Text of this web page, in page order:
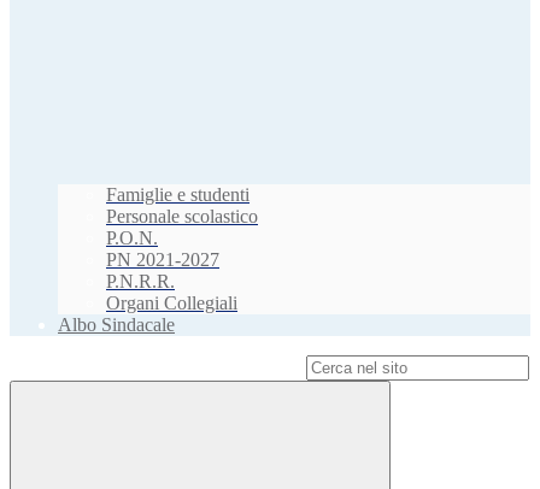
Famiglie e studenti
Personale scolastico
P.O.N.
PN 2021-2027
P.N.R.R.
Organi Collegiali
Albo Sindacale